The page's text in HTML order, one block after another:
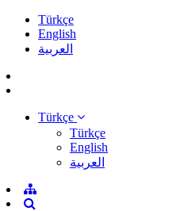
Türkçe
English
العربية
Türkçe
Türkçe
English
العربية